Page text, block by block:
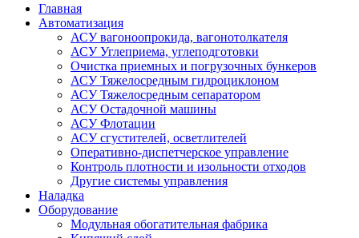
Главная
Автоматизация
АСУ вагоноопрокида, вагонотолкателя
АСУ Углеприема, углеподготовки
Очистка приемных и погрузочных бункеров
АСУ Тяжелосредным гидроциклоном
АСУ Тяжелосредным сепаратором
АСУ Остадочной машины
АСУ Флотации
АСУ сгустителей, осветлителей
Оперативно-диспетчерское управление
Контроль плотности и изольности отходов
Другие системы управления
Наладка
Оборудование
Модульная обогатительная фабрика